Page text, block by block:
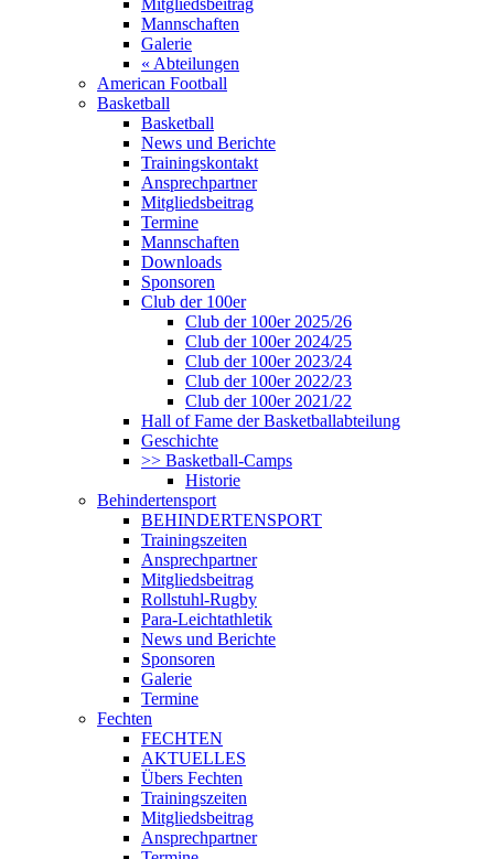
Mitgliedsbeitrag
Mannschaften
Galerie
« Abteilungen
American Football
Basketball
Basketball
News und Berichte
Trainingskontakt
Ansprechpartner
Mitgliedsbeitrag
Termine
Mannschaften
Downloads
Sponsoren
Club der 100er
Club der 100er 2025/26
Club der 100er 2024/25
Club der 100er 2023/24
Club der 100er 2022/23
Club der 100er 2021/22
Hall of Fame der Basketballabteilung
Geschichte
>> Basketball-Camps
Historie
Behindertensport
BEHINDERTENSPORT
Trainingszeiten
Ansprechpartner
Mitgliedsbeitrag
Rollstuhl-Rugby
Para-Leichtathletik
News und Berichte
Sponsoren
Galerie
Termine
Fechten
FECHTEN
AKTUELLES
Übers Fechten
Trainingszeiten
Mitgliedsbeitrag
Ansprechpartner